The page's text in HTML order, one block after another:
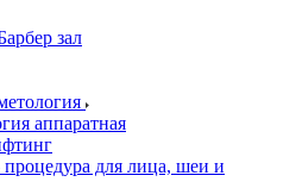
зал
аппаратная
для лица, шеи и